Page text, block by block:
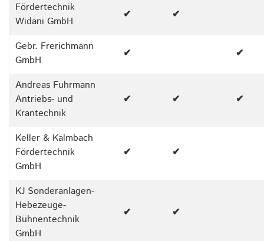
Fördertechnik
Widani GmbH
✔ ✔
Gebr. Frerichmann
GmbH
✔ ✔
Andreas Fuhrmann
Antriebs- und
Krantechnik
✔ ✔ ✔
Keller & Kalmbach
Fördertechnik
GmbH
✔ ✔
KJ Sonderanlagen-
Hebezeuge-
Bühnentechnik
GmbH
✔ ✔